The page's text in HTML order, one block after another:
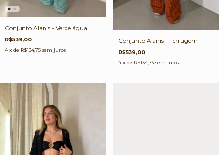
Conjunto Alanis - Verde água
R$539,00
4 x de R$134,75 sem juros
Conjunto Alanis - Ferrugem
R$539,00
4 x de R$134,75 sem juros